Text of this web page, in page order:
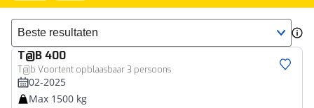
Sorteer resultaten
T@B400
T@b Voortent opblaasbaar 3 persoons
02-2025
Max 1500 kg